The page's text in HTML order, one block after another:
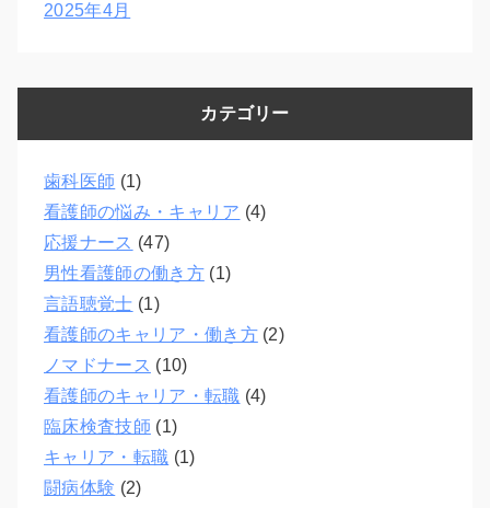
2025年4月
カテゴリー
歯科医師 (1)
看護師の悩み・キャリア (4)
応援ナース (47)
男性看護師の働き方(1)
言語聴覚士 (1)
看護師のキャリア・働き方(2)
ノマドナース (10)
看護師のキャリア・転職 (4)
臨床検査技師 (1)
キャリア・転職 (1)
闘病体験 (2)